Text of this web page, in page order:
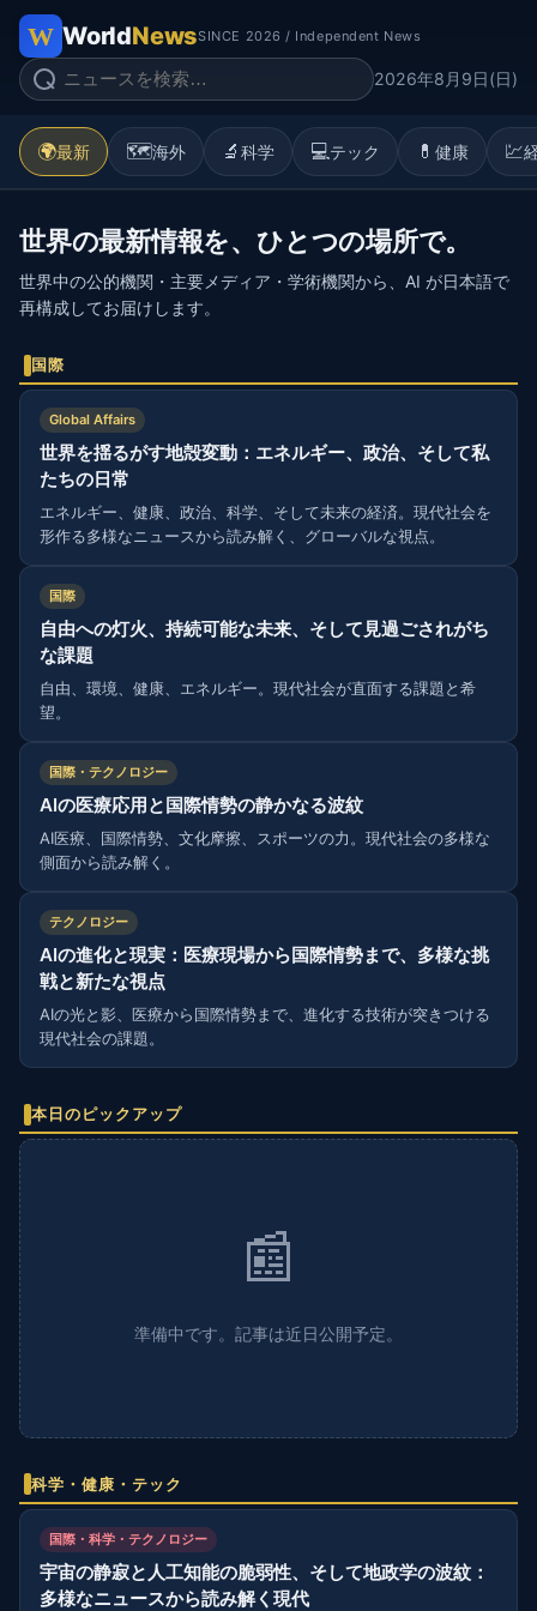
WorldNewsSINCE 2026 / Independent News
2026年8月9日(日)
🌍最新 🗺️海外 🔬 科学 💻テック 💊 健康 💹
世界の最新情報を、ひとつの場所で。
世界中の公的機関・主要メディア・学術機関から、AI が日本語で
再構成してお届けします。
国際
Global Affairs
世界を揺るがす地殻変動：エネルギー、政治、そして私
たちの日常
エネルギー、健康、政治、科学、そして未来の経済。現代社会を
形作る多様なニュースから読み解く、グローバルな視点。
国際
自由への灯火、持続可能な未来、そして見過ごされがち
な課題
自由、環境、健康、エネルギー。現代社会が直面する課題と希
望。
国際・テクノロジー
AIの医療応用と国際情勢の静かなる波紋
AI医療、国際情勢、文化摩擦、スポーツの力。現代社会の多様な
側面から読み解く。
テクノロジー
AIの進化と現実：医療現場から国際情勢まで、多様な挑
戦と新たな視点
AIの光と影、医療から国際情勢まで、進化する技術が突きつける
現代社会の課題。
本日のピックアップ
📰
準備中です。記事は近日公開予定。
科学・健康・テック
国際・科学・テクノロジー
宇宙の静寂と人工知能の脆弱性、そして地政学の波紋：
多様なニュースから読み解く現代